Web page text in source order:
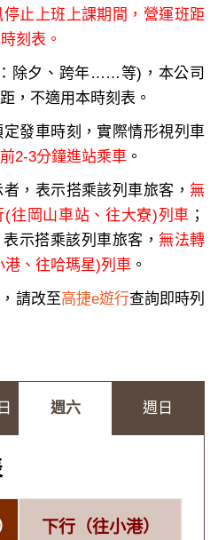
止上班上課期間，營運班距
刻表。
除夕、跨年……等)，本公司
，不適用本時刻表。
發車時刻，實際情形視列車
2-3分鐘進站乘車 。
者，表示搭乘該列車旅客，無
(往岡山車站、往大寮)列車 ；
表示搭乘該列車旅客，無法轉
港、往哈瑪星)列車 。
請改至高捷e遊行查詢即時列
週六 週日
下行（往小港）